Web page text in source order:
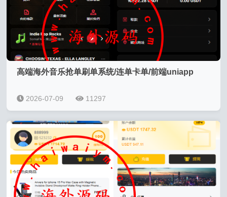
高端海外音乐抢单刷单系统/连单卡单/前端uniapp
2026-07-09 11297